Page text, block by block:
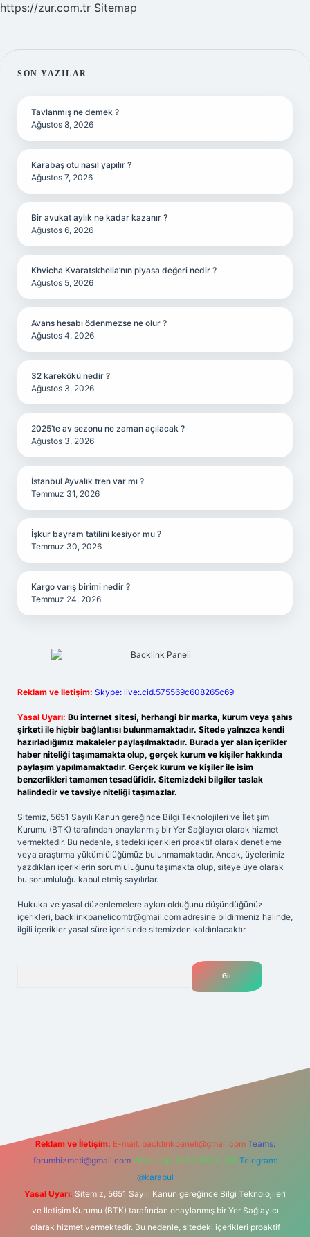
https://zur.com.tr Sitemap
SIDEBAR
SON YAZILAR
Tavlanmış ne demek ?
Ağustos 8, 2026
Karabaş otu nasıl yapılır ?
Ağustos 7, 2026
Bir avukat aylık ne kadar kazanır ?
Ağustos 6, 2026
Khvicha Kvaratskhelia’nın piyasa değeri nedir ?
Ağustos 5, 2026
Avans hesabı ödenmezse ne olur ?
Ağustos 4, 2026
32 karekökü nedir ?
Ağustos 3, 2026
2025’te av sezonu ne zaman açılacak ?
Ağustos 3, 2026
İstanbul Ayvalık tren var mı ?
Temmuz 31, 2026
İşkur bayram tatilini kesiyor mu ?
Temmuz 30, 2026
Kargo varış birimi nedir ?
Temmuz 24, 2026
Reklam ve İletişim: Skype: live:.cid.575569c608265c69
Yasal Uyarı: Bu internet sitesi, herhangi bir marka, kurum veya şahıs
şirketi ile hiçbir bağlantısı bulunmamaktadır. Sitede yalnızca kendi
hazırladığımız makaleler paylaşılmaktadır. Burada yer alan içerikler
haber niteliği taşımamakta olup, gerçek kurum ve kişiler hakkında
paylaşım yapılmamaktadır. Gerçek kurum ve kişiler ile isim
benzerlikleri tamamen tesadüfidir. Sitemizdeki bilgiler taslak
halindedir ve tavsiye niteliği taşımazlar.
Sitemiz, 5651 Sayılı Kanun gereğince Bilgi Teknolojileri ve İletişim
Kurumu (BTK) tarafından onaylanmış bir Yer Sağlayıcı olarak hizmet
vermektedir. Bu nedenle, sitedeki içerikleri proaktif olarak denetleme
veya araştırma yükümlülüğümüz bulunmamaktadır. Ancak, üyelerimiz
yazdıkları içeriklerin sorumluluğunu taşımakta olup, siteye üye olarak
bu sorumluluğu kabul etmiş sayılırlar.
Hukuka ve yasal düzenlemelere aykırı olduğunu düşündüğünüz
içerikleri, backlinkpanelicomtr@gmail.com adresine bildirmeniz halinde,
ilgili içerikler yasal süre içerisinde sitemizden kaldırılacaktır.
Reklam ve İletişim: E-mail: backlinkpaneli@gmail.com Teams:
forumhizmeti@gmail.com Whatsapp: 0262 606 0 726 Telegram:
@karabul
Yasal Uyarı: Sitemiz, 5651 Sayılı Kanun gereğince Bilgi Teknolojileri
ve İletişim Kurumu (BTK) tarafından onaylanmış bir Yer Sağlayıcı
olarak hizmet vermektedir. Bu nedenle, sitedeki içerikleri proaktif